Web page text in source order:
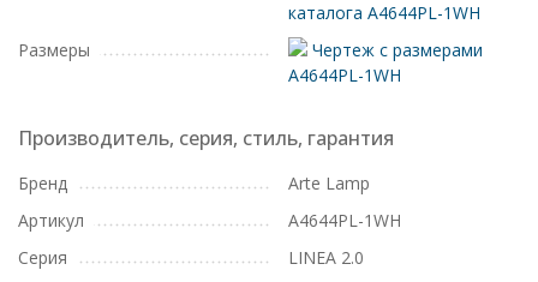
каталога A4644PL-1WH
Размеры
Чертеж с размерами
A4644PL-1WH
Производитель, серия, стиль, гарантия
Бренд
Arte Lamp
Артикул
A4644PL-1WH
Серия
LINEA 2.0